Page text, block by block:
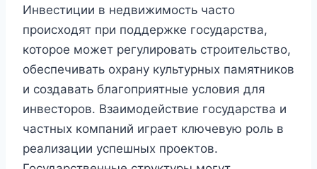
Инвестиции в недвижимость часто
происходят при поддержке государства,
которое может регулировать строительство,
обеспечивать охрану культурных памятников
и создавать благоприятные условия для
инвесторов. Взаимодействие государства и
частных компаний играет ключевую роль в
реализации успешных проектов.